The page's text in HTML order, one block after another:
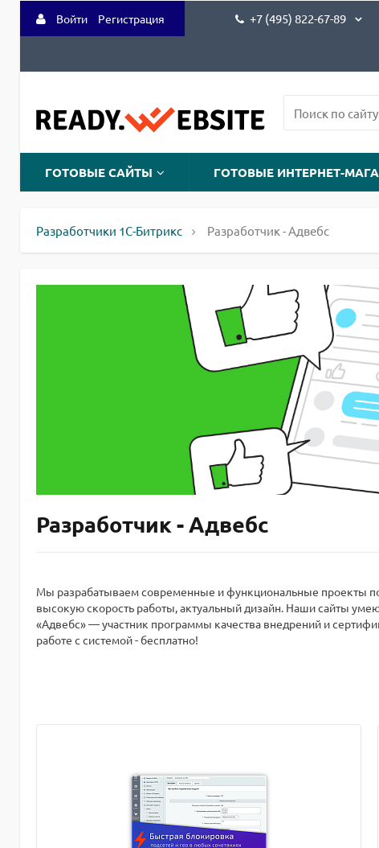
Войти Регистрация +7 (495) 822-67-89
ГОТОВЫЕ САЙТЫ ГОТОВЫЕ ИНТЕРНЕТ-
Разработчики 1С-Битрикс Разработчик - Адвебс
Разработчик - Адвебс
Мы разрабатываем современные и функциональные проекты
высокую скорость работы, актуальный дизайн. Наши сайты
«Адвебс» — участник программы качества внедрений и
работе с системой - бесплатно!